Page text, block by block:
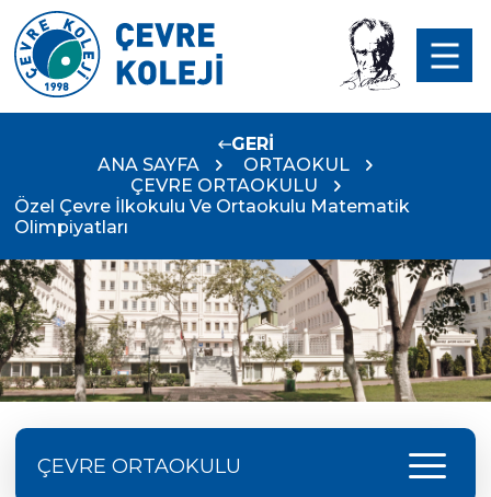
GERİ
ANA SAYFA
ORTAOKUL
ÇEVRE ORTAOKULU
Özel Çevre İlkokulu Ve Ortaokulu Matematik
Olimpiyatları
ÇEVRE ORTAOKULU menu